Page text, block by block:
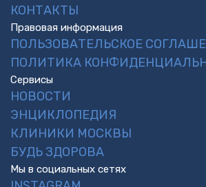
КОНТАКТЫ
Правовая информация
ПОЛЬЗОВАТЕЛЬСКОЕ
ПОЛИТИКА
Сервисы
НОВОСТИ
ЭНЦИКЛОПЕДИЯ
КЛИНИКИ МОСКВЫ
БУДЬ ЗДОРОВА
Мы в социальных сетях